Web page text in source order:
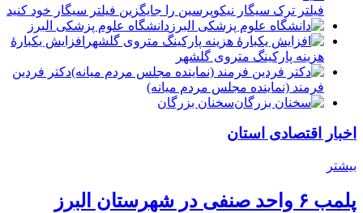
فیلتر ترک سیگار نیکوپرسین را جایگزین فیلتر سیگار خود کنید
دانشگاه علوم پزشکی البرز
افزایش یکبارۀ
هزینه پارکینگ متروی گلشهر
دكتر فردين
فرمند (نماينده مجلس مردم میانه)
سخنان بزرگان
اخبار اقتصادی استان
بیشتر
پلمب ۶ واحد صنفی در شهرستان البرز